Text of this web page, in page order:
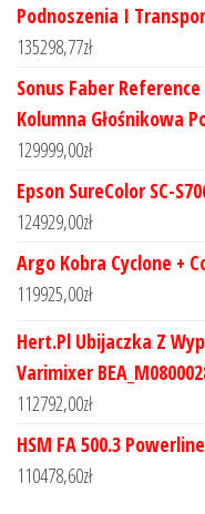
Podnoszenia I
135298,77zł
Sonus Faber
Kolumna Głośnikowa
129999,00zł
Epson SureColor SC-
124929,00zł
Argo Kobra Cyclone +
119925,00zł
Hert.Pl Ubijaczka Z
Varimixer
112792,00zł
HSM FA 500.3
110478,60zł